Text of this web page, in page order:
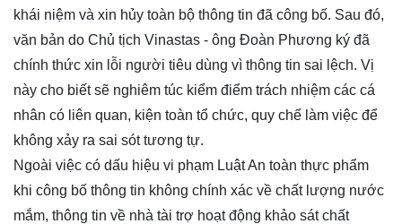
khái niệm và xin hủy toàn bộ thông tin đã công bố. Sau đó,
văn bản do Chủ tịch Vinastas - ông Đoàn Phương ký đã
chính thức xin lỗi người tiêu dùng vì thông tin sai lệch. Vị
này cho biết sẽ nghiêm túc kiểm điểm trách nhiệm các cá
nhân có liên quan, kiện toàn tổ chức, quy chế làm việc để
không xảy ra sai sót tương tự.
Ngoài việc có dấu hiệu vi phạm Luật An toàn thực phẩm
khi công bố thông tin không chính xác về chất lượng nước
mắm, thông tin về nhà tài trợ hoạt động khảo sát chất